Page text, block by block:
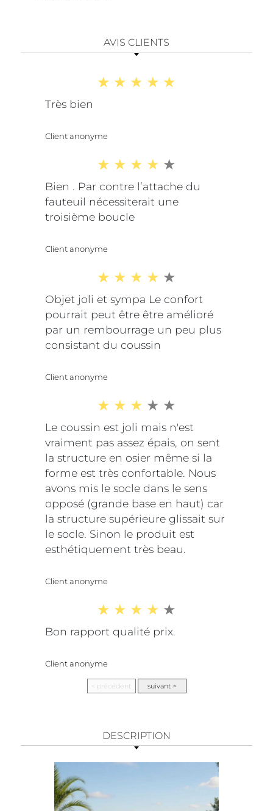
AVIS CLIENTS
Très bien
Client anonyme
Bien . Par contre l’attache du
fauteuil nécessiterait une
troisième boucle
Client anonyme
Objet joli et sympa Le confort
pourrait peut être être amélioré
par un rembourrage un peu plus
consistant du coussin
Client anonyme
Le coussin est joli mais n'est
vraiment pas assez épais, on sent
la structure en osier même si la
forme est très confortable. Nous
avons mis le socle dans le sens
opposé (grande base en haut) car
la structure supérieure glissait sur
le socle. Sinon le produit est
esthétiquement très beau.
Client anonyme
Bon rapport qualité prix.
Client anonyme
DESCRIPTION